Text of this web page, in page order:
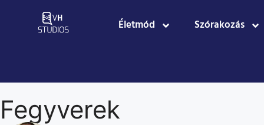
Életmód Szórakozás
Fegyverek